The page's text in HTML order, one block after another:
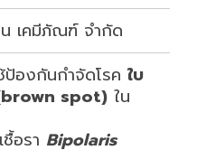
เคมีภัณฑ์ จำกัด
ป้องกันกำจัดโรคใบ
spot) ใน
อรา Bipolaris